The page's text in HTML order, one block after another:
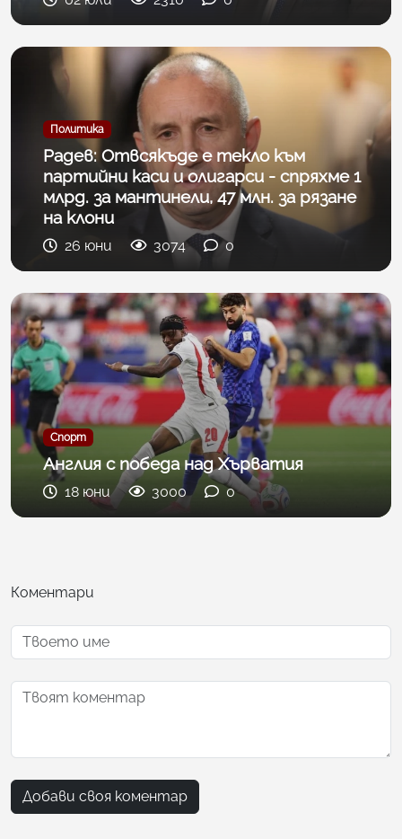
Политика
Радев: Отвсякъде е текло към
партийни каси и олигарси - спряхме 1
млрд. за мантинели, 47 млн. за рязане
на клони
26 юни 3074 0
Спорт
Англия с победа над Хърватия
18 юни 3000 0
Коментари
Добави своя коментар